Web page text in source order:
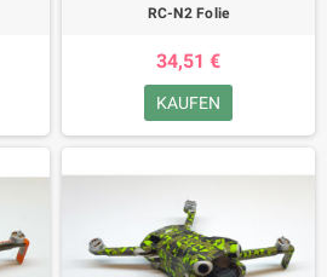
RC-N2 Folie
34,51 €
KAUFEN